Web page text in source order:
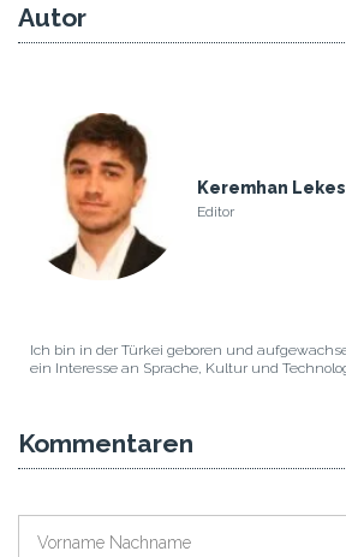
Autor
Keremhan
Editor
Ich bin in der Türkei geboren und
ein Interesse an Sprache, Kultur und
Kommentaren